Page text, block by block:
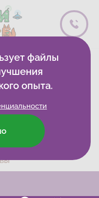
файлы
опыта.